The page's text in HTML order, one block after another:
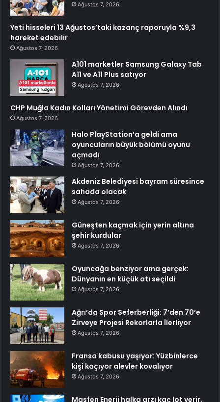
Ağustos 7, 2026
Yeti hisseleri 13 Ağustos’taki kazanç raporuyla %9,3
hareket edebilir
Ağustos 7, 2026
A101 marketler Samsung Galaxy Tab
A11 ve A11 Plus satıyor
Ağustos 7, 2026
CHP Muğla Kadın Kolları Yönetimi Görevden Alındı
Ağustos 7, 2026
Halo PlayStation’a geldi ama
oyuncuların büyük bölümü oyunu
açmadı
Ağustos 7, 2026
Akdeniz Belediyesi bayram süresince
sahada olacak
Ağustos 7, 2026
Güneşten kaçmak için yerin altına
şehir kurdular
Ağustos 7, 2026
Oyuncağa benziyor ama gerçek:
Dünyanın en küçük atı seçildi
Ağustos 7, 2026
Ağrı’da Spor Seferberliği: 7’den 70’e
Zirveye Projesi Rekorlarla İlerliyor
Ağustos 7, 2026
Fransa kabusu yaşıyor: Yüzbinlerce
kişi kaçıyor alevler kovalıyor
Ağustos 7, 2026
Masfen Enerji halka arzı kaç lot verir,